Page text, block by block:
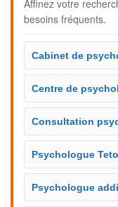
Affinez votre
besoins fréquents.
Cabinet de
Centre de
Consultation
Psychologue
Psychologue